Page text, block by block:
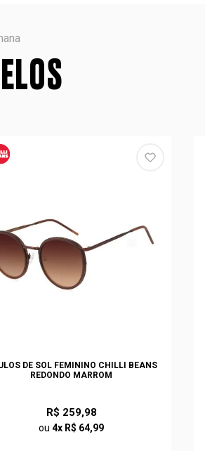
DE SOL FEMININO CHILLI BEANS
REDONDO MARROM
R$ 259,98
ou4x R$ 64,99